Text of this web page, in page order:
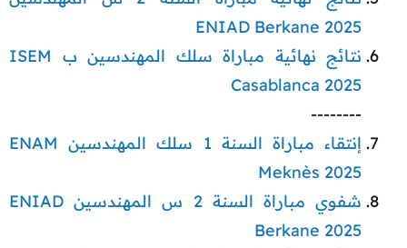
ENIAD Berkane 2025
نتائج نهائية مباراة سلك المهندسين ب ISEM
Casablanca 2025
--------​
إنتقاء مباراة السنة 1 سلك المهندسين ENAM
Meknès 2025
شفوي مباراة السنة 2 س المهندسين ENIAD
Berkane 2025